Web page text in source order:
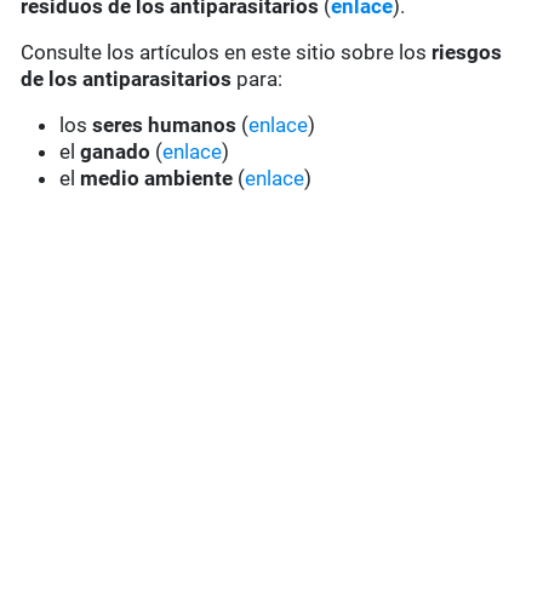
residuos de los antiparasitarios (enlace).
Consulte los artículos en este sitio sobre los riesgos
de los antiparasitarios para:
losseres humanos (enlace)
elganado (enlace)
el medio ambiente (enlace)